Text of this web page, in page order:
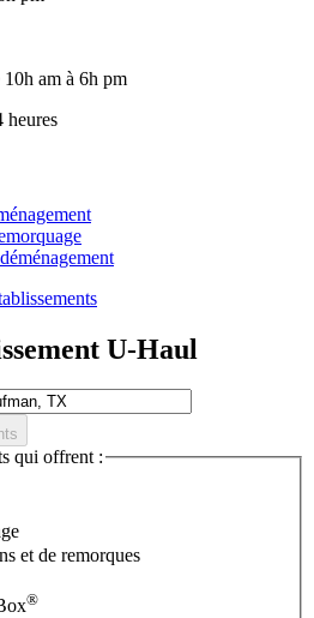
am à 6h pm
heures
U-Haul
qui offrent :
et de remorques
®